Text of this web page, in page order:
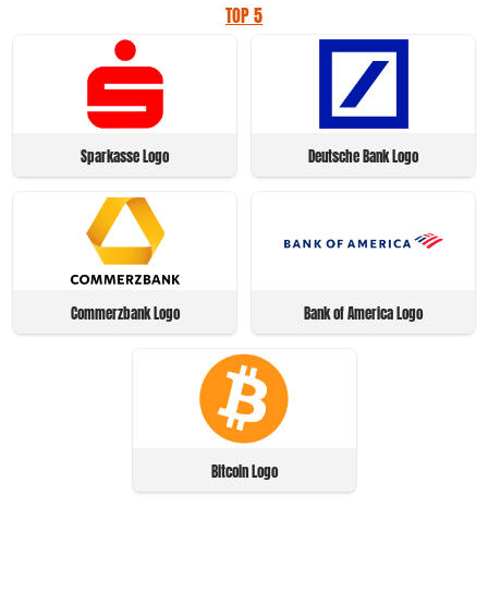
TOP 5
Sparkasse Logo Deutsche Bank Logo
Commerzbank Logo Bank of America Logo
Bitcoin Logo